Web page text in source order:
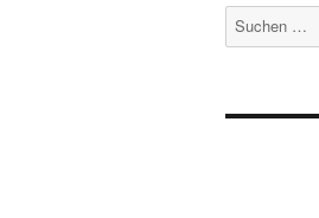
Suchen
nach: